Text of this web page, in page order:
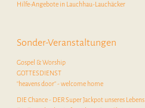
Hilfe-Angebote in Lauchhau-Lauchäcker
Sonder-Veranstaltungen
Gospel & Worship
GOTTESDIENST
"heavens door" - welcome home
DIE Chance - DER Super Jackpot unseres Lebens